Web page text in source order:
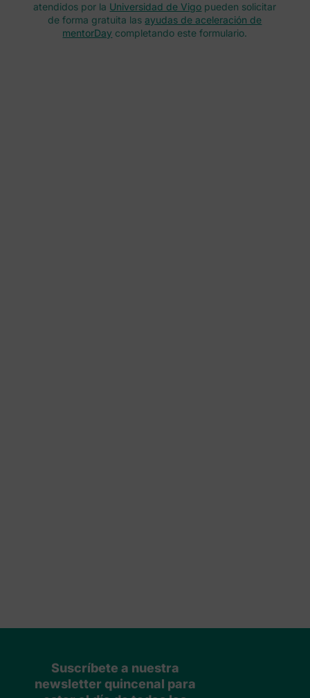
atendidos por la Universidad de Vigo pueden solicitar
de forma gratuita lasayudas de aceleración de
mentorDay completando este formulario.
Suscríbete a nuestra
newsletter quincenal para